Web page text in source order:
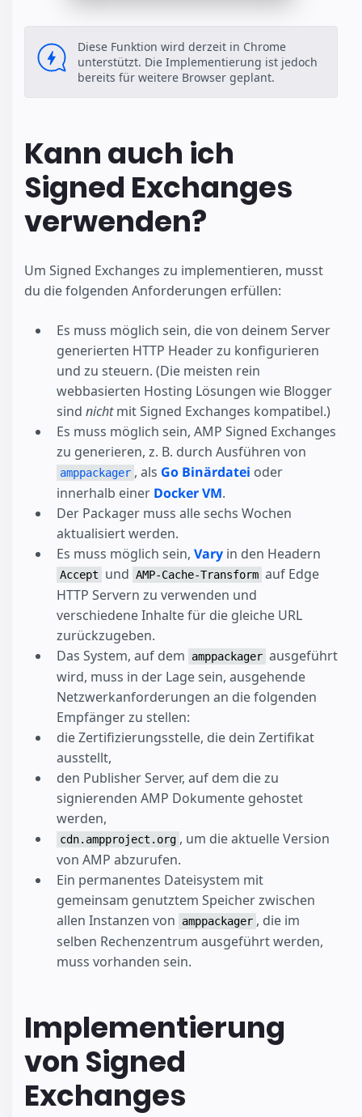
Diese Funktion wird derzeit in Chrome
unterstützt. Die Implementierung ist jedoch
bereits für weitere Browser geplant.
Kann auch ich
Signed Exchanges
verwenden?
Um Signed Exchanges zu implementieren, musst
du die folgenden Anforderungen erfüllen:
Es muss möglich sein, die von deinem Server
generierten HTTP Header zu konfigurieren
und zu steuern. (Die meisten rein
webbasierten Hosting Lösungen wie Blogger
sind nichtmit Signed Exchanges kompatibel.)
Es muss möglich sein, AMP Signed Exchanges
zu generieren, z. B. durch Ausführen von
amppackager , als Go Binärdatei oder
innerhalb einer Docker VM.
Der Packager muss alle sechs Wochen
aktualisiert werden.
Es muss möglich sein, Vary in den Headern
Accept und AMP-Cache-Transform auf Edge
HTTP Servern zu verwenden und
verschiedene Inhalte für die gleiche URL
zurückzugeben.
Das System, auf dem
amppackager ausgeführt
wird, muss in der Lage sein, ausgehende
Netzwerkanforderungen an die folgenden
Empfänger zu stellen:
die Zertifizierungsstelle, die dein Zertifikat
ausstellt,
den Publisher Server, auf dem die zu
signierenden AMP Dokumente gehostet
werden,
cdn.ampproject.org , um die aktuelle Version
von AMP abzurufen.
Ein permanentes Dateisystem mit
gemeinsam genutztem Speicher zwischen
allen Instanzen von
amppackager , die im
selben Rechenzentrum ausgeführt werden,
muss vorhanden sein.
Implementierung
von Signed
Exchanges